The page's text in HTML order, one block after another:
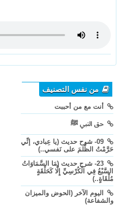
من نفس التصنيف
أنت مع من أحببت
حق النبي ﷺ
09- شرح حديث (يا عِبادي، إنِّي
حَرَّمْتُ الظُّلمَ على نَفسي..)
23- شرح حديث (مَا السَّمَاوَاتُ
السَّبْعُ فِي الْكُرْسِيِّ إِلَّا كَحَلْقَةٍ
مُلْقَاةٍ..)
اليوم الآخر (الحوض والميزان
والشفاعة)